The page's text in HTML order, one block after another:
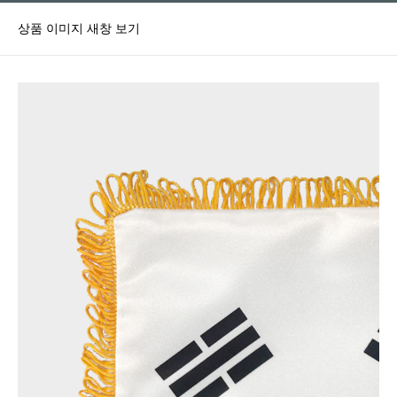
상품 이미지 새창 보기